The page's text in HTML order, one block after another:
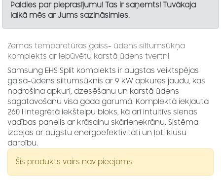
Paldies par pieprasījumu! Tas ir saņemts! Tuvākaja
laikā mēs ar Jums sazināsimies.
Zemas temparetūras gaiss- ūdens siltumsūkņa
komplekts ar iebūvētu karstā ūdens tvertni
Samsung EHS Split komplekts ir augstas veiktspējas
gaisa-ūdens siltumsūknis ar 9 kW apkures jaudu, kas
nodrošina apkuri, dzesēšanu un karstā ūdens
sagatavošanu visa gada garumā. Komplektā iekļauta
260 l integrētā iekštelpu bloks, kā arī intuitīvs sienas
vadības panelis ar krāsainu skārienekrānu. Sistēma
izceļas ar augstu energoefektivitāti un ļoti klusu
darbību.
Šis produkts vairs nav pieejams.